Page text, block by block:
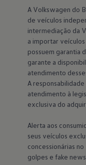
Tabela
Clubes e
Recursos
Programa
Informações
Aviso
Vendas e
VW
Vendas
Rural
Busca de
A Volkswagen do
de veículos
intermediação da
a importar
possuem garantia
garante a
atendimento
A
atendimento à
exclusiva do
Alerta aos
seus veículos
concessionárias
golpes e fake